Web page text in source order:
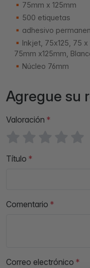
75mm x 125mm
500 etiquetas
adhesivo
Inkjet, 75x125, 75 x
75mm x125mm,
Núcleo 76mm
Agregue su
Valoración
Título
Comentario
Correo electrónico